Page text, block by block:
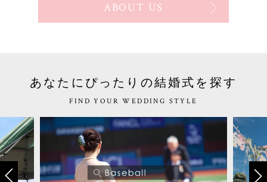
ABOUT US
あなたにぴったりの結婚式を探す
FIND YOUR WEDDING STYLE